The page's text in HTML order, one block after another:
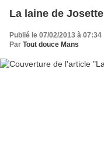
La laine de Josette
Publié le 07/02/2013 à 07:34
Par Tout douce Mans